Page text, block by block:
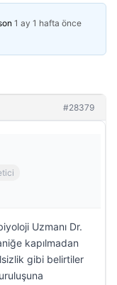
1 ay 1 hafta önce
#28379
Uzmanı Dr.
kapılmadan
gibi belirtiler